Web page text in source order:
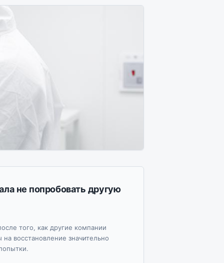
не попробовать другую
того, как другие компании
восстановление значительно